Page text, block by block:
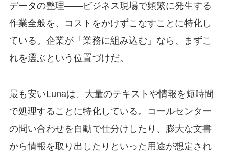
データの整理——ビジネス現場で頻繁に発生する
作業全般を、コストをかけずこなすことに特化し
ている。企業が「業務に組み込む」なら、まずこ
れを選ぶという位置づけだ。
最も安いLunaは、大量のテキストや情報を短時間
で処理することに特化している。コールセンター
の問い合わせを自動で仕分けしたり、膨大な文書
から情報を取り出したりといった用途が想定され